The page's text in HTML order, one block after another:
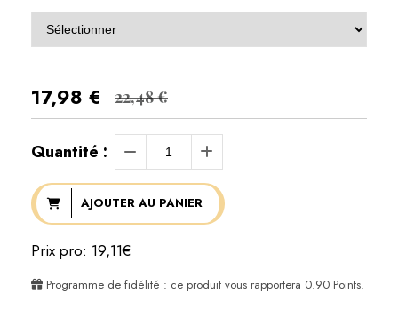
17,98 € 22,48 €
Quantité :
AJOUTER AU PANIER
Prix pro: 19,11€
Programme de fidélité : ce produit vous rapportera 0.90 Points.